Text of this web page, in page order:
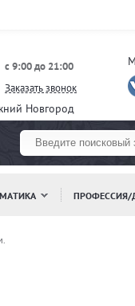
с 9:00 до 21:00
Заказать звонок
Новгород
ПРОФЕССИЯ/